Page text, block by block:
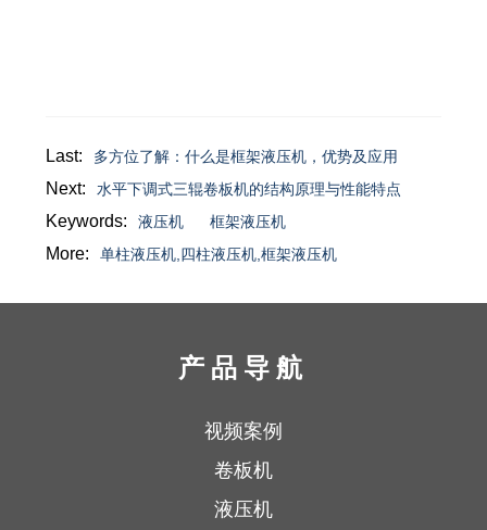
Last: 多方位了解：什么是框架液压机，优势及应用
Next: 水平下调式三辊卷板机的结构原理与性能特点
Keywords: 液压机 框架液压机
More: 单柱液压机,四柱液压机,框架液压机
产品导航
视频案例
卷板机
液压机